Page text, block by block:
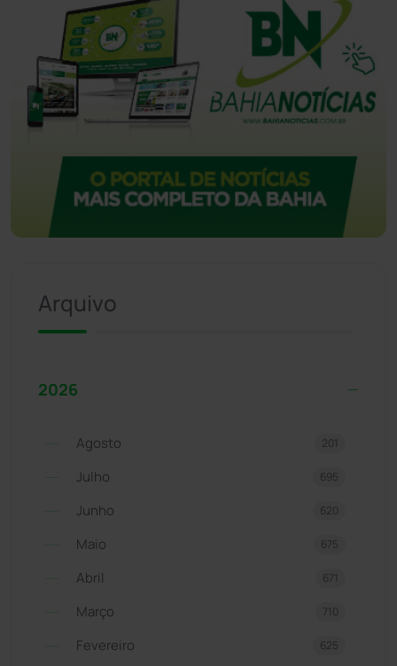
Arquivo
2026
Agosto 201
Julho 695
Junho 620
Maio 675
Abril 671
Março 710
Fevereiro 625